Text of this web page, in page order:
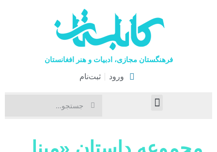
فرهنگستان مجازی، ادبیات و هنر افغانستان
ورود ثبت‌نام